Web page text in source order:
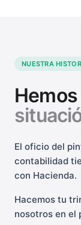
NUESTRA
El oficio del
contabilidad
con Hacienda.
Hacemos tu
nosotros en el